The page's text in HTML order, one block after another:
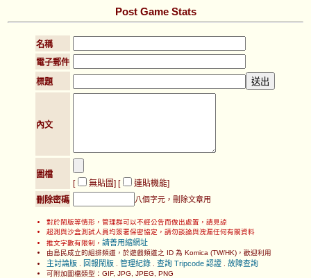
Post Game Stats
名稱
電子郵件
標題
內文
圖檔
[
無貼圖] [ 連貼機能]
刪除密碼
八個字元，刪除文章用
對於鬧版等情形，管理群可以不經公告而做出處置，請見諒
超測與沙盒測試人員均簽署保密協定，請勿談論與洩漏任何有關資料
推文字數有限制， 請善用縮網址
由島民成立的組排頻道，於遊戲頻道之 ID 為 Komica (TW/HK)，歡迎利用
主討論版 回報鬧版 管理紀錄 查詢 Tripcode 認證 故障查詢
可附加圖檔類型：GIF, JPG, JPEG, PNG